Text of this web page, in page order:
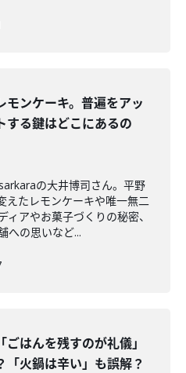
モンケーキ。普遍をアッ
する鍵はどこにあるの
の大井博司さん。平野
えたレモンケーキや唯一無二
アやお菓子づくりの秘密、
への思いなど...
ごはんを残すのが礼儀」
「火鍋は辛い」も誤解？